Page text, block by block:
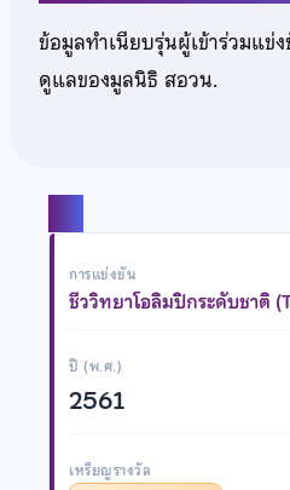
ข้อมูลทำเนียบรุ่นผู้เข้าร่วมแข่
ดูแลของมูลนิธิ สอวน.
การแข่งขัน
ชีววิทยาโอลิมปิกระดับชาติ
ปี (พ.ศ.)
2561
เหรียญรางวัล